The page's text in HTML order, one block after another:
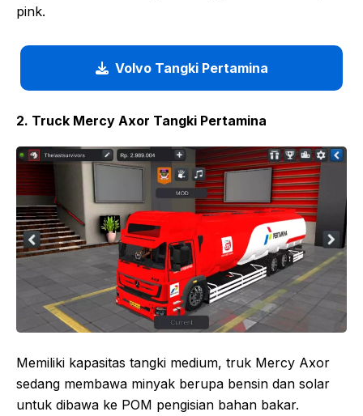
pink.
Volvo Tangki Pertamina
2. Truck Mercy Axor Tangki Pertamina
Memiliki kapasitas tangki medium, truk Mercy Axor
sedang membawa minyak berupa bensin dan solar
untuk dibawa ke POM pengisian bahan bakar.